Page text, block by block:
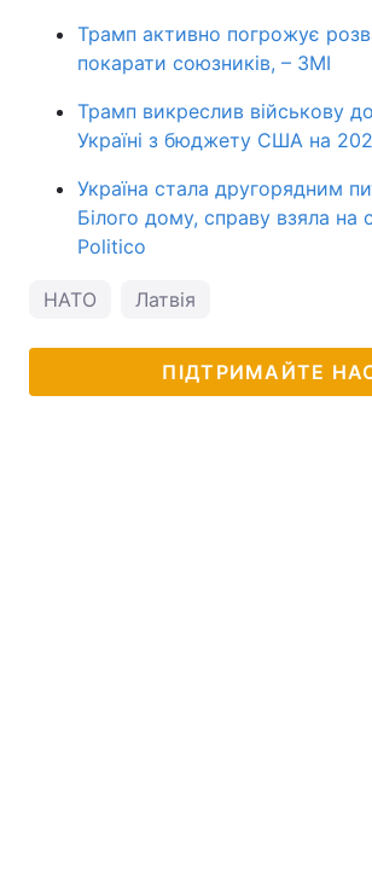
Трамп активно погрожує
покарати союзників, – ЗМІ
Трамп викреслив військову
Україні з бюджету США на
Україна стала другорядним
Білого дому, справу взяла на
Politico
НАТО Латвія
ПІДТРИМАЙТЕ